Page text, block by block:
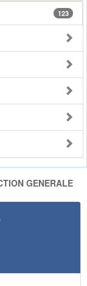
123
GENERALE